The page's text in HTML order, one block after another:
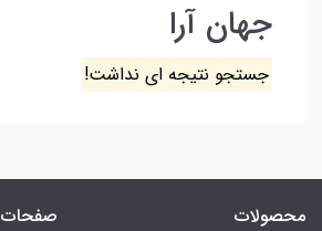
جهان آرا
جستجو نتیجه ای نداشت!
محصولات صفحات